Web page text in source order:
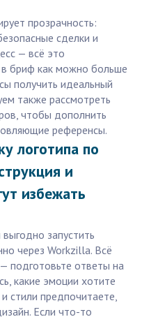
прозрачность:
сделки и
— всё это
в бриф как можно больше
получить идеальный
также рассмотреть
чтобы дополнить
референсы.
логотипа по
и
избежать
запустить
через Workzilla. Всё
подготовьте ответы на
какие эмоции хотите
стили предпочитаете,
Если что-то